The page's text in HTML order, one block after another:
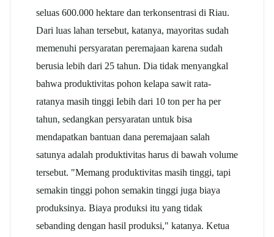
seluas 600.000 hektare dan terkonsentrasi di Riau.
Dari luas lahan tersebut, katanya, mayoritas sudah
memenuhi persyaratan peremajaan karena sudah
berusia lebih dari 25 tahun. Dia tidak menyangkal
bahwa produktivitas pohon kelapa sawitrata-
ratanya masih tinggi Iebih dari 10 ton per ha per
tahun, sedangkan persyaratan untuk bisa
mendapatkan bantuan dana peremajaan salah
satunya adalah produktivitas harus di bawah volume
tersebut. "Memang produktivitas masih tinggi, tapi
semakin tinggi pohon semakin tinggi juga biaya
produksinya. Biaya produksi itu yang tidak
sebanding dengan hasil produksi," katanya. Ketua